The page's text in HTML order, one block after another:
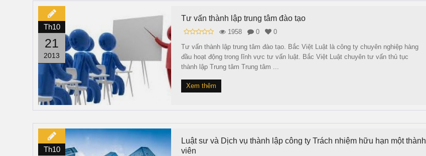
Th10
21
2013
Tư vấn thành lập trung tâm đào tạo
1958 0
0
Tư vấn thành lập trung tâm đào tạo. Bắc Việt Luật là công ty chuyên nghiệp hàng
đầu hoạt động trong lĩnh vực tư vấn luật. Bắc Việt Luật chuyên tư vấn thủ tục
thành lập Trung tâm Trung tâm ...
Xem thêm
Th10
Luật sư và Dịch vụ thành lập công ty Trách nhiệm hữu hạn một thành
viên